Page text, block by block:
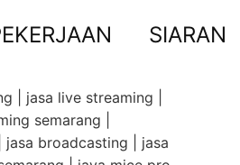
SIARAN